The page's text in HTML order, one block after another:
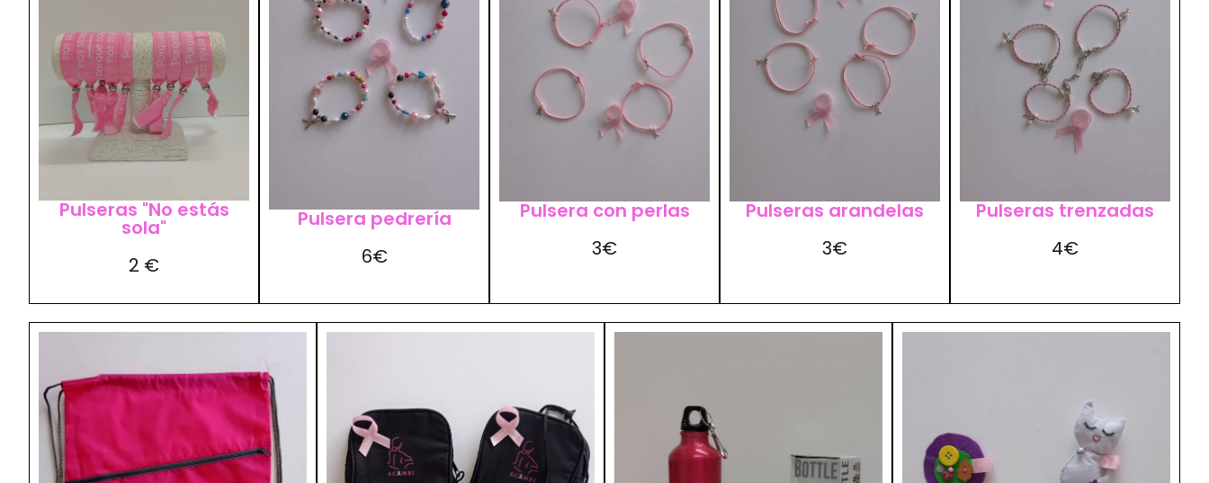
Pulseras "No estás
sola"
2 €
Pulsera pedrería
6€
Pulsera con perlas
3€
Pulseras arandelas
3€
Pulseras trenzadas
4€